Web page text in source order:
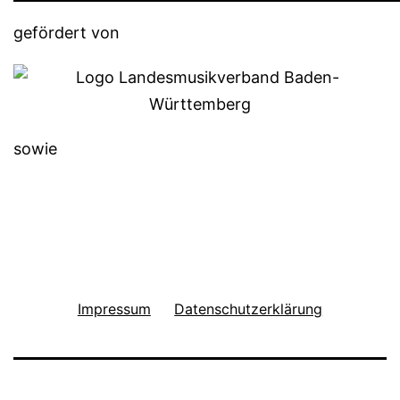
gefördert von
sowie
Impressum Datenschutzerklärung